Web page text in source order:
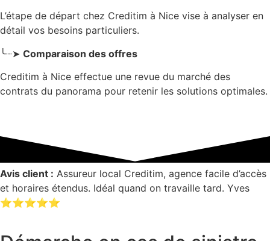
L’étape de départ chez Creditim à Nice vise à analyser en
détail vos besoins particuliers.
╰┈➤ Comparaison des offres
Creditim à Nice effectue une revue du marché des
contrats du panorama pour retenir les solutions optimales.
Avis client : Assureur local Creditim, agence facile d’accès
et horaires étendus. Idéal quand on travaille tard. Yves
⭐⭐⭐⭐⭐